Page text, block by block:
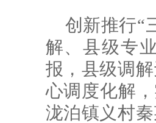
创新推行“
解、县级专
报，县级调
心调度化解
泷泊镇义村